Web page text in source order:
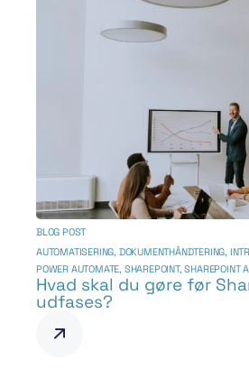
BLOG POST
AUTOMATISERING, DOKUMENTHÅNDTERING,
POWER AUTOMATE, SHAREPOINT,SHAREPOINT
Hvad skal du gøre før
udfases?